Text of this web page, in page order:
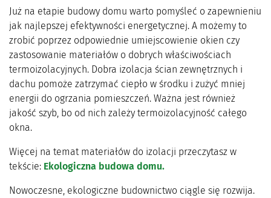
Już na etapie budowy domu warto pomyśleć o zapewnieniu
jak najlepszej efektywności energetycznej. A możemy to
zrobić poprzez odpowiednie umiejscowienie okien czy
zastosowanie materiałów o dobrych właściwościach
termoizolacyjnych. Dobra izolacja ścian zewnętrznych i
dachu pomoże zatrzymać ciepło w środku i zużyć mniej
energii do ogrzania pomieszczeń. Ważna jest również
jakość szyb, bo od nich zależy termoizolacyjność całego
okna.
Więcej na temat materiałów do izolacji przeczytasz w
tekście: Ekologiczna budowa domu.
Nowoczesne, ekologiczne budownictwo ciągle się rozwija.